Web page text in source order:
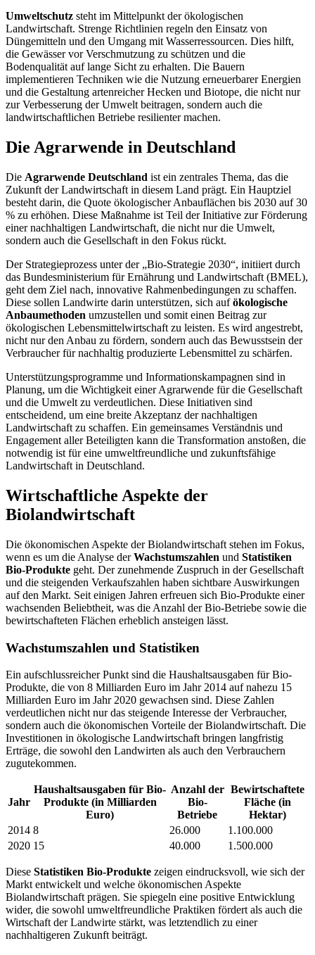
Umweltschutz steht im Mittelpunkt der ökologischen
Landwirtschaft. Strenge Richtlinien regeln den Einsatz von
Düngemitteln und den Umgang mit Wasserressourcen. Dies hilft,
die Gewässer vor Verschmutzung zu schützen und die
Bodenqualität auf lange Sicht zu erhalten. Die Bauern
implementieren Techniken wie die Nutzung erneuerbarer Energien
und die Gestaltung artenreicher Hecken und Biotope, die nicht nur
zur Verbesserung der Umwelt beitragen, sondern auch die
landwirtschaftlichen Betriebe resilienter machen.
Die Agrarwende in Deutschland
Die Agrarwende Deutschland ist ein zentrales Thema, das die
Zukunft der Landwirtschaft in diesem Land prägt. Ein Hauptziel
besteht darin, die Quote ökologischer Anbauflächen bis 2030 auf 30
% zu erhöhen. Diese Maßnahme ist Teil der Initiative zur Förderung
einer nachhaltigen Landwirtschaft, die nicht nur die Umwelt,
sondern auch die Gesellschaft in den Fokus rückt.
Der Strategieprozess unter der „Bio-Strategie 2030“, initiiert durch
das Bundesministerium für Ernährung und Landwirtschaft (BMEL),
geht dem Ziel nach, innovative Rahmenbedingungen zu schaffen.
Diese sollen Landwirte darin unterstützen, sich aufökologische
Anbaumethoden umzustellen und somit einen Beitrag zur
ökologischen Lebensmittelwirtschaft zu leisten. Es wird angestrebt,
nicht nur den Anbau zu fördern, sondern auch das Bewusstsein der
Verbraucher für nachhaltig produzierte Lebensmittel zu schärfen.
Unterstützungsprogramme und Informationskampagnen sind in
Planung, um die Wichtigkeit einer Agrarwende für die Gesellschaft
und die Umwelt zu verdeutlichen. Diese Initiativen sind
entscheidend, um eine breite Akzeptanz der nachhaltigen
Landwirtschaft zu schaffen. Ein gemeinsames Verständnis und
Engagement aller Beteiligten kann die Transformation anstoßen, die
notwendig ist für eine umweltfreundliche und zukunftsfähige
Landwirtschaft in Deutschland.
Wirtschaftliche Aspekte der
Biolandwirtschaft
Die ökonomischen Aspekte der Biolandwirtschaft stehen im Fokus,
wenn es um die Analyse derWachstumszahlen und Statistiken
Bio-Produkte geht. Der zunehmende Zuspruch in der Gesellschaft
und die steigenden Verkaufszahlen haben sichtbare Auswirkungen
auf den Markt. Seit einigen Jahren erfreuen sich Bio-Produkte einer
wachsenden Beliebtheit, was die Anzahl der Bio-Betriebe sowie die
bewirtschafteten Flächen erheblich ansteigen lässt.
Wachstumszahlen und Statistiken
Ein aufschlussreicher Punkt sind die Haushaltsausgaben für Bio-
Produkte, die von 8 Milliarden Euro im Jahr 2014 auf nahezu 15
Milliarden Euro im Jahr 2020 gewachsen sind. Diese Zahlen
verdeutlichen nicht nur das steigende Interesse der Verbraucher,
sondern auch die ökonomischen Vorteile der Biolandwirtschaft. Die
Investitionen in ökologische Landwirtschaft bringen langfristig
Erträge, die sowohl den Landwirten als auch den Verbrauchern
zugutekommen.
Jahr
Haushaltsausgaben für Bio-
Produkte (in Milliarden
Euro)
Anzahl der
Bio-
Betriebe
Bewirtschaftete
Fläche (in
Hektar)
2014 8 26.000
1.100.000
2020 15 40.000 1.500.000
Diese Statistiken Bio-Produkte zeigen eindrucksvoll, wie sich der
Markt entwickelt und welche ökonomischen Aspekte
Biolandwirtschaft prägen. Sie spiegeln eine positive Entwicklung
wider, die sowohl umweltfreundliche Praktiken fördert als auch die
Wirtschaft der Landwirte stärkt, was letztendlich zu einer
nachhaltigeren Zukunft beiträgt.